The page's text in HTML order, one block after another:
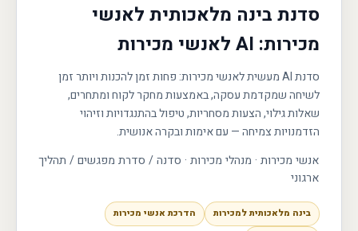
סדנת בינה מלאכותית לאנשי
מכירות: AI לאנשי מכירות
סדנת AI מעשית לאנשי מכירות: פחות זמן להכנות ויותר זמן
לשיחה שמקדמת עסקה, באמצעות מחקר לקוח ומתחרים,
שאלות גילוי, הצעות מסחריות, טיפול בהתנגדויות וזיהוי
הזדמנויות צמיחה — עם אימות ובקרה אנושית.
אנשי מכירות · מנהלי מכירות · סדנה / סדרת מפגשים / תהליך
ארגוני
בינה מלאכותית למכירות
הדרכת אנשי מכירות